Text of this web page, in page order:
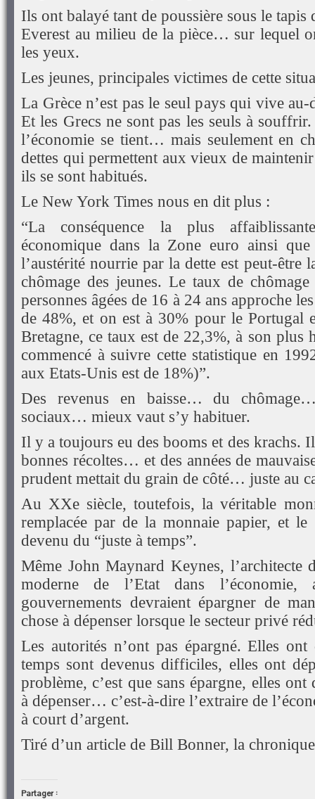
Ils ont balayé tant de poussière sous le tapis
Everest au milieu de la pièce… sur lequel
les yeux.
Les jeunes, principales victimes de cette
La Grèce n’est pas le seul pays qui vive au-
Et les Grecs ne sont pas les seuls à
l’économie se tient… mais seulement en
dettes qui permettent aux vieux de
ils se sont habitués.
Le New York Times nous en dit plus :
“La conséquence la plus
économique dans la Zone euro ainsi
l’austérité nourrie par la dette est peut-être
chômage des jeunes. Le taux de
personnes âgées de 16 à 24 ans approche
de 48%, et on est à 30% pour le Portugal
Bretagne, ce taux est de 22,3%, à son plus
commencé à suivre cette statistique en
aux Etats-Unis est de 18%)”.
Des revenus en baisse… du chômage…
sociaux… mieux vaut s’y habituer.
Il y a toujours eu des booms et des krachs.
bonnes récoltes… et des années de
prudent mettait du grain de côté… juste au
Au XXe siècle, toutefois, la véritable
remplacée par de la monnaie papier, et le
devenu du “juste à temps”.
Même John Maynard Keynes, l’architecte
moderne de l’Etat dans
gouvernements devraient épargner de
chose à dépenser lorsque le secteur privé
Les autorités n’ont pas épargné. Elles ont
temps sont devenus difficiles, elles ont
problème, c’est que sans épargne, elles
à dépenser… c’est-à-dire l’extraire de
à court d’argent.
Tiré d’un article de Bill Bonner, la
Partager :